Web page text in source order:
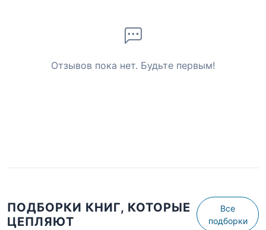
Отзывов пока нет. Будьте первым!
ПОДБОРКИ КНИГ, КОТОРЫЕ
ЦЕПЛЯЮТ
Все
подборки